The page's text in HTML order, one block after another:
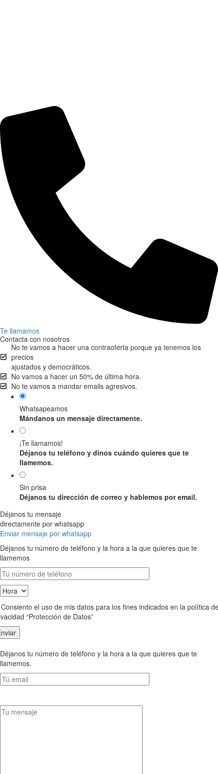
Te llamamos
Contacta con nosotros
No te vamos a hacer una contraoferta porque ya tenemos los
precios
ajustados y democráticos.
No vamos a hacer un 50% de última hora.
No te vamos a mandar emails agresivos.
Whatsapeamos
Mándanos un mensaje directamente.
¡Te llamamos!
Déjanos tu teléfono y dinos cuándo quieres que te
llamemos.
Sin prisa
Déjanos tu dirección de correo y hablemos por email.
Déjanos tu mensaje
directamente por whatsapp
Enviar mensaje por whatsapp
Déjanos tu número de teléfono y la hora a la que quieres que te
llamemos
el uso de mis datos para los fines indicados en la política
“Protección de Datos”
Déjanos tu número de teléfono y la hora a la que quieres que te
llamemos.